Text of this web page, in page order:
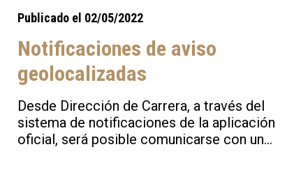
Publicado el 02/05/2022
Notificaciones de aviso
geolocalizadas
Desde Dirección de Carrera, a través del
sistema de notificaciones de la aplicación
oficial, será posible comunicarse con un